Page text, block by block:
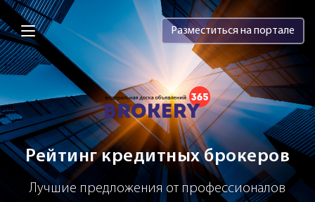
Brokery365 - Рейтинг кредитных
Разместиться на портале
Рейтинг кредитных брокеров
Лучшие предложения от профессионалов